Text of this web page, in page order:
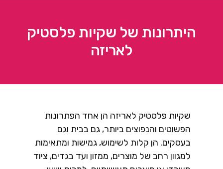
היתרונות של שקיות פלסטיק
לאריזה
שקיות פלסטיק לאריזה הן אחד הפתרונות
הפשוטים והנפוצים ביותר, גם בבית וגם
בעסקים. הן קלות לשימוש, גמישות ומתאימות
למגוון רחב של מוצרים, ממזון ועד בגדים, ציוד